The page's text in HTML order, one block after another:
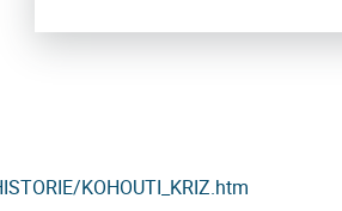
KOHOUTI_KRIZ.htm